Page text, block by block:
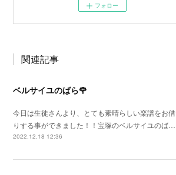
フォロー
関連記事
ベルサイユのばら🌹
今日は生徒さんより、とても素晴らしい楽譜をお借
りする事ができました！！宝塚のベルサイユのば…
2022.12.18 12:36